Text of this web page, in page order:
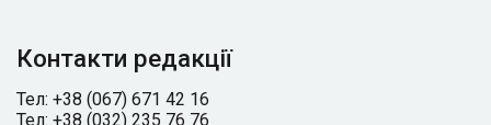
Контакти редакції
Тел: +38 (067) 671 42 16
Тел: +38 (032) 235 76 76